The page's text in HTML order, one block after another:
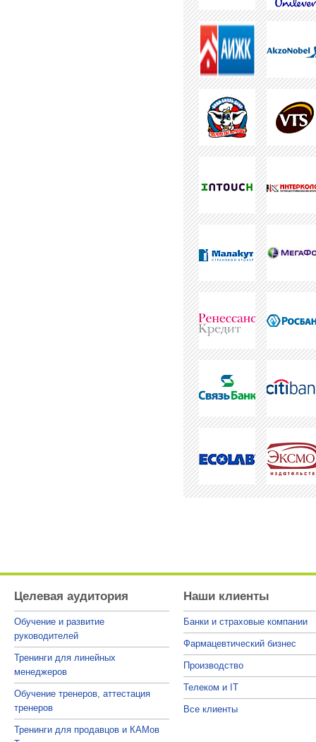
Целевая аудитория
Обучение и развитие
руководителей
Тренинги для линейных
менеджеров
Обучение тренеров, аттестация
тренеров
Тренинги для продавцов и КАМов
Наши клиенты
Банки и страховые компании
Фармацевтический бизнес
Производство
Телеком и IT
Все клиенты